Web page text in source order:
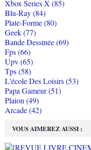
VOUS AIMEREZ AUSSI :
Xbox Series X (85)
Blu-Ray (84)
Plate-Forme (80)
Geek (77)
Bande Dessinée (69)
Fps (66)
Upv (65)
Tps (58)
L'école Des Loisirs (53)
Papa Gameur (51)
Plaion (49)
Arcade (42)